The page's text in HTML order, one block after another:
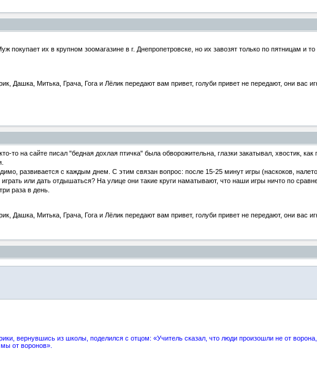
покупает их в крупном зоомагазине в г. Днепропетровске, но их завозят только по пятницам и
Дашка, Митька, Грача, Гога и Лёлик передают вам привет, голуби привет не передают, они вас
то на сайте писал "бедная дохлая птичка" была обворожительна, глазки закатывал, хвостик,
развивается с каждым днем. С этим связан вопрос: после 15-25 минут игры (наскоков,
или дать отдышаться? На улице они такие круги наматывают, что наши игры ничто по
раза в день.
Дашка, Митька, Грача, Гога и Лёлик передают вам привет, голуби привет не передают, они вас
вернувшись из школы, поделился с отцом: «Учитель сказал, что люди произошли не от
от воронов».